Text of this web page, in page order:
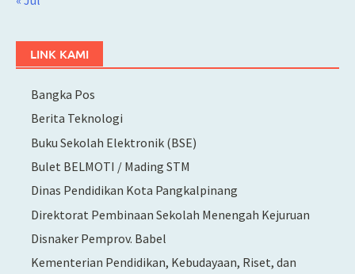
LINK KAMI
Bangka Pos
Berita Teknologi
Buku Sekolah Elektronik (BSE)
Bulet BELMOTI / Mading STM
Dinas Pendidikan Kota Pangkalpinang
Direktorat Pembinaan Sekolah Menengah Kejuruan
Disnaker Pemprov. Babel
Kementerian Pendidikan, Kebudayaan, Riset, dan